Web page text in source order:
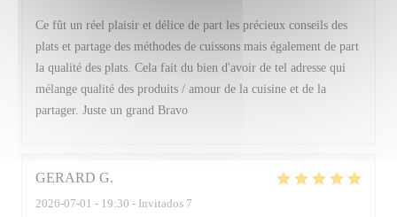
Ce fût un réel plaisir et délice de part les précieux conseils des
plats et partage des méthodes de cuissons mais également de part
la qualité des plats. Cela fait du bien d'avoir de tel adresse qui
mélange qualité des produits / amour de la cuisine et de la
partager. Juste un grand Bravo
GERARD G
2026-07-01 - 19:30 - Invitados 7